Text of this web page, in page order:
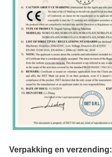
Verpakking en verzending: